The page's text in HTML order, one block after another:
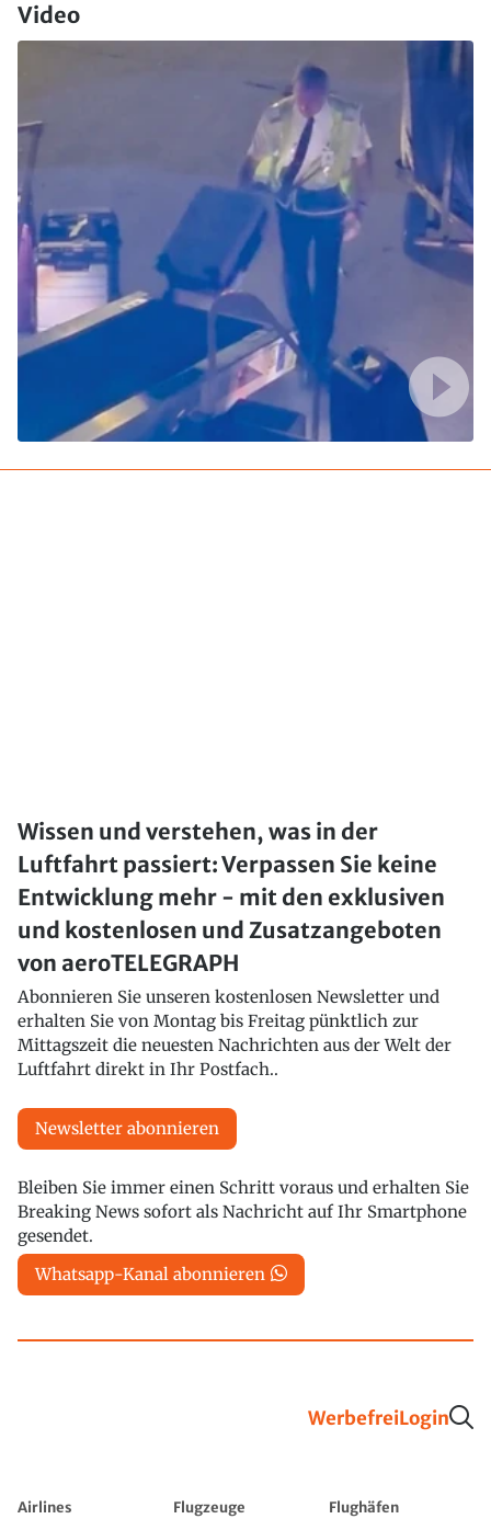
Video
Wissen und verstehen, was in der
Luftfahrt passiert: Verpassen Sie keine
Entwicklung mehr - mit den exklusiven
und kostenlosen und Zusatzangeboten
von aeroTELEGRAPH
Abonnieren Sie unseren kostenlosen Newsletter und
erhalten Sie von Montag bis Freitag pünktlich zur
Mittagszeit die neuesten Nachrichten aus der Welt der
Luftfahrt direkt in Ihr Postfach..
Newsletter abonnieren
Bleiben Sie immer einen Schritt voraus und erhalten Sie
Breaking News sofort als Nachricht auf Ihr Smartphone
gesendet.
Whatsapp-Kanal abonnieren
WerbefreiLogin
Airlines Flugzeuge
Flughäfen